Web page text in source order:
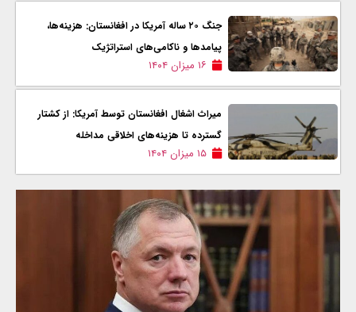
جنگ ۲۰ ساله آمریکا در افغانستان: هزینه‌ها،
پیامدها و ناکامی‌های استراتژیک
۱۶ میزان ۱۴۰۴
میراث اشغال افغانستان توسط آمریکا: از کشتار
گسترده تا هزینه‌های اخلاقی مداخله
۱۵ میزان ۱۴۰۴